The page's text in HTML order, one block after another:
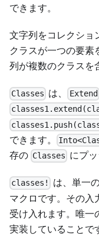
できます。
文字列をコレクショ
クラスが一つの要
列が複数のクラスを
Classes は、 Extend
できます。
存の Classes にプ
classes! は、単一
マクロです。その入
受け入れます。唯一
実装していることで